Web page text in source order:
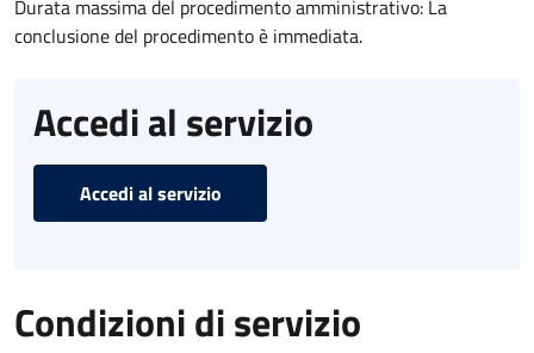
Durata massima del procedimento amministrativo: La
conclusione del procedimento è immediata.
Accedi al servizio
Accedi al servizio
Condizioni di servizio